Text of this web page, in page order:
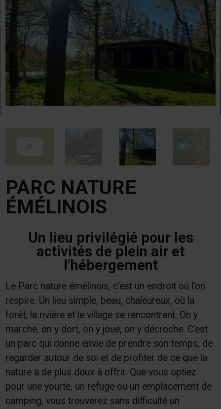
PARC NATURE
ÉMÉLINOIS
Un lieu privilégié pour les
activités de plein air et
l’hébergement
Le Parc nature émélinois, c’est un endroit où l’on
respire. Un lieu simple, beau, chaleureux, où la
forêt, la rivière et le village se rencontrent. On y
marche, on y dort, on y joue, on y décroche. C’est
un parc qui donne envie de prendre son temps, de
regarder autour de soi et de profiter de ce que la
nature a de plus doux à offrir. Que vous optiez
pour une yourte, un refuge ou un emplacement de
camping, vous trouverez sans difficulté un